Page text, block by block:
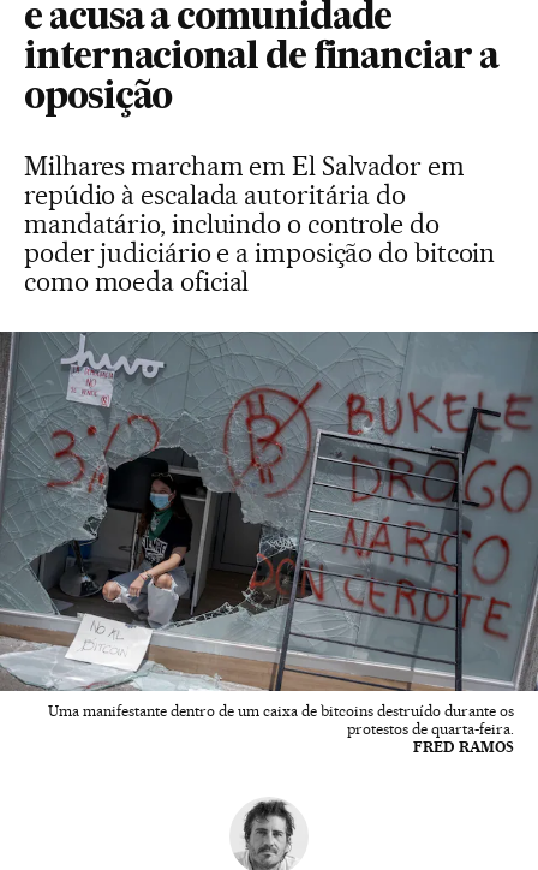
e acusa a comunidade
internacional de financiar a
oposição
Milhares marcham em El Salvador em
repúdio à escalada autoritária do
mandatário, incluindo o controle do
poder judiciário e a imposição do bitcoin
como moeda oficial
Uma manifestante dentro de um caixa de bitcoins destruído durante os
protestos de quarta-feira.
FRED RAMOS